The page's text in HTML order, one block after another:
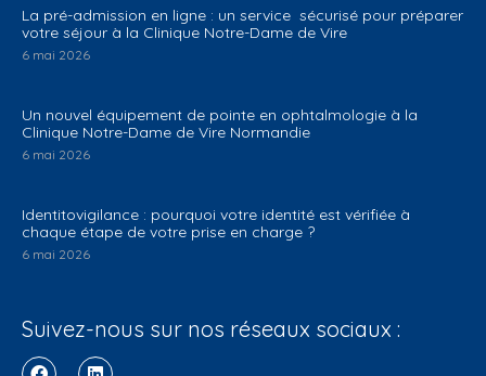
La pré-admission en ligne : un service sécurisé pour préparer
votre séjour à la Clinique Notre-Dame de Vire
6 mai 2026
Un nouvel équipement de pointe en ophtalmologie à la
Clinique Notre-Dame de Vire Normandie
6 mai 2026
Identitovigilance : pourquoi votre identité est vérifiée à
chaque étape de votre prise en charge ?
6 mai 2026
Suivez-nous sur nos réseaux sociaux :